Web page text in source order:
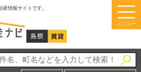
情報サイトです。
メニュー